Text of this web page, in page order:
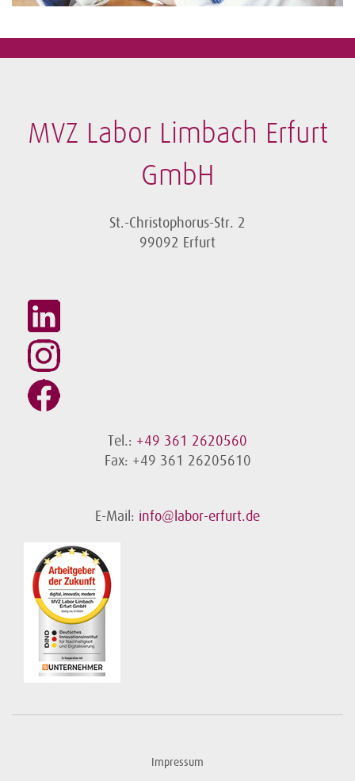
MVZ Labor Limbach Erfurt
GmbH
St.-Christophorus-Str. 2
99092 Erfurt
Tel.: +49 361 2620560
Fax: +49 361 26205610
E-Mail: info@labor-erfurt.de
Impressum